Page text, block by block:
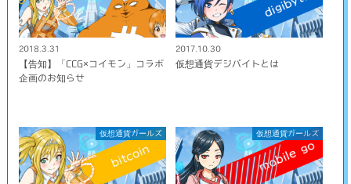
2018.3.31
【告知】「CCG×コイモン」コラボ
企画のお知らせ
2017.10.30
仮想通貨デジバイトとは
仮想通貨ガールズ 仮想通貨ガールズ